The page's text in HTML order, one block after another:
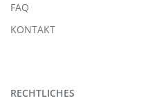
FAQ
KONTAKT
RECHTLICHES